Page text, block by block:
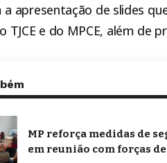
apresentação de slides
TJCE e do MPCE, além de
MP reforça medidas de
em reunião com forças